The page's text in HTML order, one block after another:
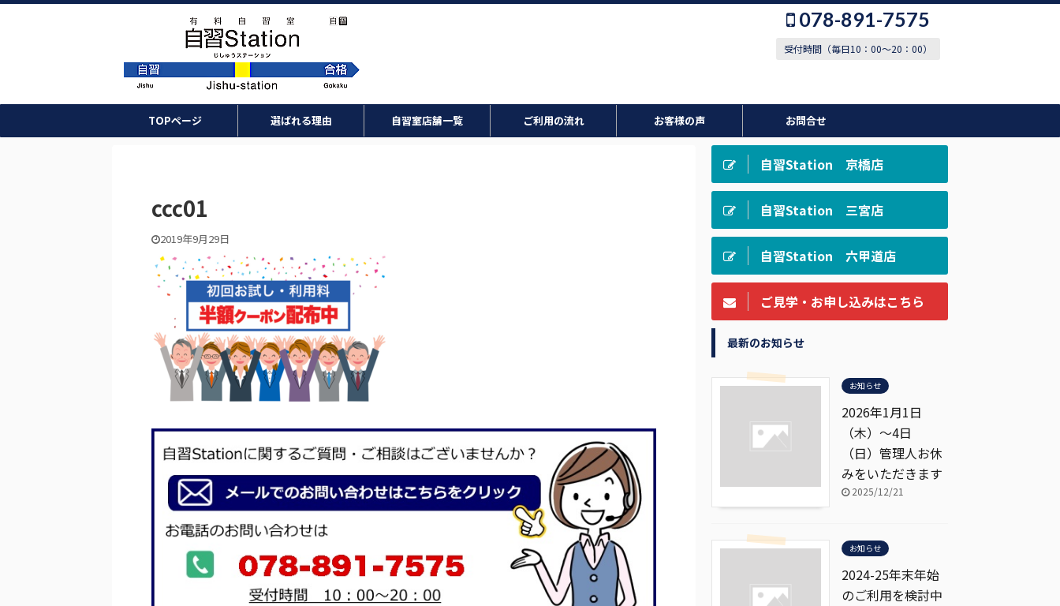
078-891-7575
受付時間（毎日10：00～20：00）
TOPページ 選ばれる理由 自習室店舗一覧 ご利用の流れ お客様の声 お問合せ
ccc01
2019年9月29日
自習Station 京橋店
自習Station 三宮店
自習Station 六甲道店
ご見学・お申し込みはこちら
最新のお知らせ
お知らせ
2026年1月1日
（木）～4日
（日）管理人お休
みをいただきます
2025/12/21
お知らせ
2024-25年末年始
のご利用を検討中